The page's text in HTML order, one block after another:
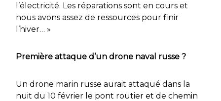
l’électricité. Les réparations sont en cours et
nous avons assez de ressources pour finir
l’hiver… »
Première attaque d’un drone naval russe ?
Un drone marin russe aurait attaqué dans la
nuit du 10 février le pont routier et de chemin